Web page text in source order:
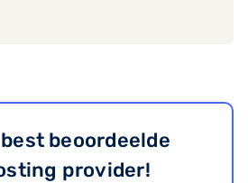
best beoordeelde
provider!